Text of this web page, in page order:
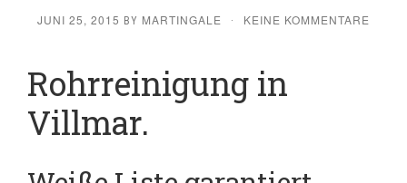
JUNI 25, 2015 BY MARTINGALE · KEINE KOMMENTARE
Rohrreinigung in
Villmar.